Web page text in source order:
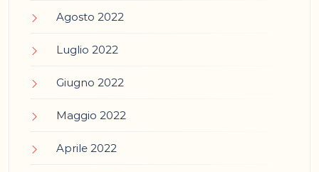
Agosto 2022
Luglio 2022
Giugno 2022
Maggio 2022
Aprile 2022